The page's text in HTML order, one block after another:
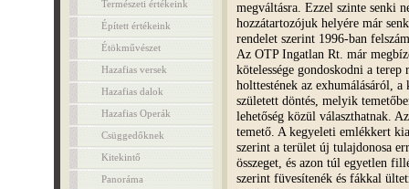
Természeti értékeink
Épített értékeink
Étökművészet
Hazafias versek
Hazafias dalok
Hazafias Operák
Csüggedőknek
Kitekintő
Panoráma
megváltásra. Ezzel szinte senki
hozzátartozójuk helyére már
rendelet szerint 1996-ban
Az OTP Ingatlan Rt. már
kötelessége gondoskodni a terep
holttestének az exhumálásáról,
született döntés, melyik
lehetőség közül választhatnak.
temető. A kegyeleti emlékkert
szerint a terület új tulajdonosa
összeget, és azon túl egyetlen
szerint füvesítenék és fákkal